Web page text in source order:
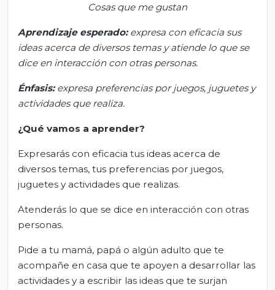
Cosas que me gustan
Aprendizaje esperado: expresa con eficacia sus
ideas acerca de diversos temas y atiende lo que se
dice en interacción con otras personas.
Énfasis: expresa preferencias por juegos, juguetes y
actividades que realiza.
¿Qué vamos a aprender?
Expresarás con eficacia tus ideas acerca de
diversos temas, tus preferencias por juegos,
juguetes y actividades que realizas.
Atenderás lo que se dice en interacción con otras
personas.
Pide a tu mamá, papá o algún adulto que te
acompañe en casa que te apoyen a desarrollar las
actividades y a escribir las ideas que te surjan